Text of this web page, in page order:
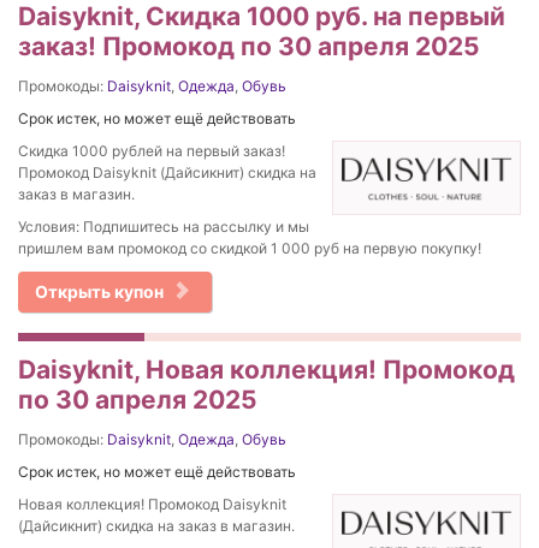
Daisyknit, Скидка 1000 руб. на первый
заказ! Промокод по 30 апреля 2025
Промокоды: Daisyknit, Одежда, Обувь
Срок истек, но может ещё действовать
Скидка 1000 рублей на первый заказ!
Промокод Daisyknit (Дайсикнит) скидка на
заказ в магазин.
Условия: Подпишитесь на рассылку и мы
пришлем вам промокод со скидкой 1 000 руб на первую покупку!
Открыть купон
Daisyknit, Новая коллекция! Промокод
по 30 апреля 2025
Промокоды: Daisyknit, Одежда, Обувь
Срок истек, но может ещё действовать
Новая коллекция! Промокод Daisyknit
(Дайсикнит) скидка на заказ в магазин.